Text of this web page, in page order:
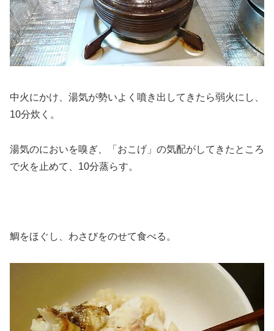
中火にかけ、湯気が勢いよく噴き出してきたら弱火にし、
10分炊く。
湯気のにおいを嗅ぎ、「おこげ」の気配がしてきたところ
で火を止めて、10分蒸らす。
鯛をほぐし、わさびをのせて食べる。